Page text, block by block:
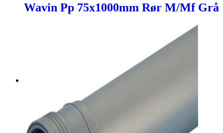
Wavin Pp 75x1000mm Rør M/Mf Grå